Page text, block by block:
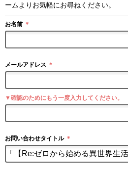
ームよりお気軽にお尋ねください。
お名前 ＊
メールアドレス ＊
▼確認のためにもう一度入力してください。
お問い合わせタイトル ＊